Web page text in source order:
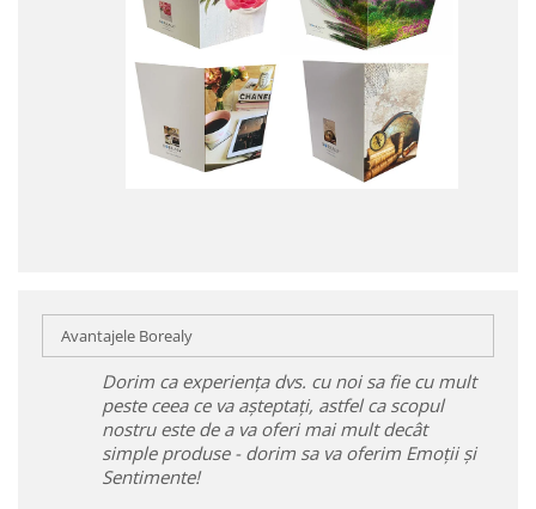
Avantajele Borealy
Dorim ca experiența dvs. cu noi sa fie cu mult
peste ceea ce va așteptați, astfel ca scopul
nostru este de a va oferi mai mult decât
simple produse - dorim sa va oferim Emoții și
Sentimente!